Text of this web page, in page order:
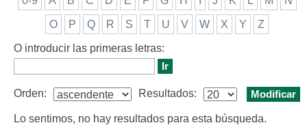
O P Q R S T U V W X Y Z
O introducir las primeras letras:
Orden: Resultados:
Lo sentimos, no hay resultados para esta búsqueda.